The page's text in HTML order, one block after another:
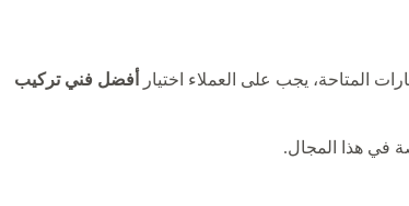
المتاحة، يجب على العملاء اختيار
أفضل فني تركيب
في هذا المجال.